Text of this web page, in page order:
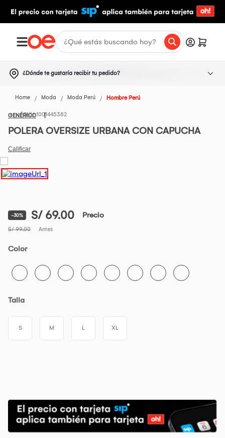
¿Dónde te gustaría recibir tu pedido?
Home Moda Moda Perú Hombre Perú
GENÉRICO1001445382
POLERA OVERSIZE URBANA CON CAPUCHA
-30% S/ 69.00 Precio
S/ 99.00 Antes
Color
Talla
S M L XL